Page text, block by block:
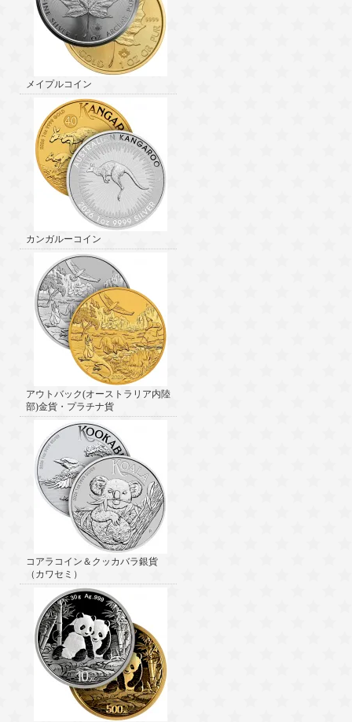
メイプルコイン
カンガルーコイン
アウトバック(オーストラリア内陸
部)金貨・プラチナ貨
コアラコイン＆クッカバラ銀貨
（カワセミ）